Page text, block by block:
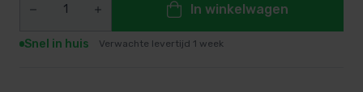
In winkelwagen
Snel in huis Verwachte levertijd 1 week